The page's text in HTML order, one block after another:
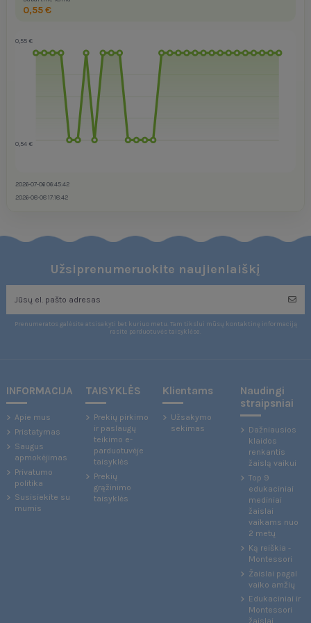
0,55 €
0,55 €
0,54 €
2026-07-06 06:45:42
2026-08-08 17:18:42
Užsiprenumeruokite naujienlaiškį
Prenumeratos galėsite atsisakyti bet kuriuo metu. Tam tikslui mūsų kontaktinę informaciją
rasite parduotuvės taisyklėse.
INFORMACIJA
Apie mus
Pristatymas
Saugus
apmokėjimas
Privatumo
politika
Susisiekite su
mumis
TAISYKLĖS
Prekių pirkimo
ir paslaugų
teikimo e-
parduotuvėje
taisyklės
Prekių
grąžinimo
taisyklės
Klientams
Užsakymo
sekimas
Naudingi
straipsniai
Dažniausios
klaidos
renkantis
žaislą vaikui
Top 9
edukaciniai
mediniai
žaislai
vaikams nuo
2 metų
Ką reiškia -
Montessori
Žaislai pagal
vaiko amžių
Edukaciniai ir
Montessori